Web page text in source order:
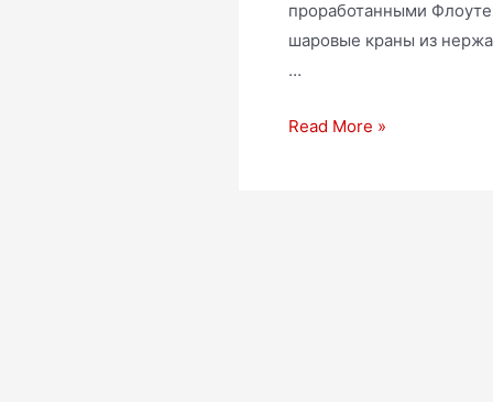
проработанными
шаровые краны из
…
Read More »